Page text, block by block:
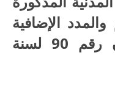
الإضافية
المنصوص عنها بالقانون رقم 90 لسنة